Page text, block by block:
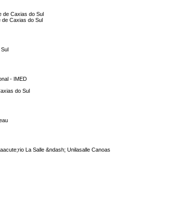
de Caxias do Sul
de Caxias do Sul
Sul
- IMED
do Sul
La Salle &ndash; Unilasalle Canoas